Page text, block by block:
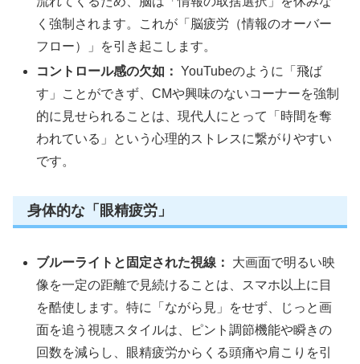
く強制されます。これが「脳疲労（情報のオーバー
フロー）」を引き起こします。
コントロール感の欠如： YouTubeのように「飛ば
す」ことができず、CMや興味のないコーナーを強制
的に見せられることは、現代人にとって「時間を奪
われている」という心理的ストレスに繋がりやすい
です。
身体的な「眼精疲労」
ブルーライトと固定された視線：
大画面で明るい映
像を一定の距離で見続けることは、スマホ以上に目
を酷使します。特に「ながら見」をせず、じっと画
面を追う視聴スタイルは、ピント調節機能や瞬きの
回数を減らし、眼精疲労からくる頭痛や肩こりを引